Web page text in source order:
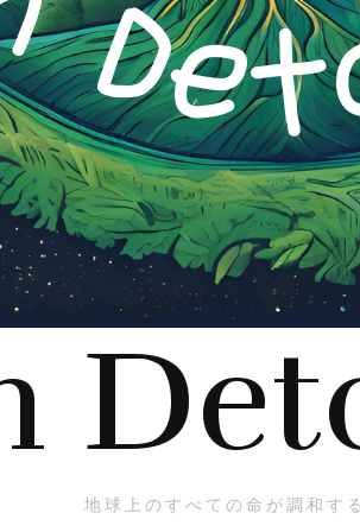
地球上のすべての命が調和す